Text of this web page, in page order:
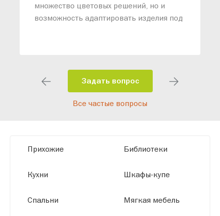
множество цветовых решений, но и
возможность адаптировать изделия под
помещения и личные пожелания.
Благодаря современному
высокотехнологичному оборудованию
размерам.
Задать вопрос
Все частые вопросы
Прихожие
Кухни
Спальни
Библиотеки
Шкафы-купе
Мягкая мебель